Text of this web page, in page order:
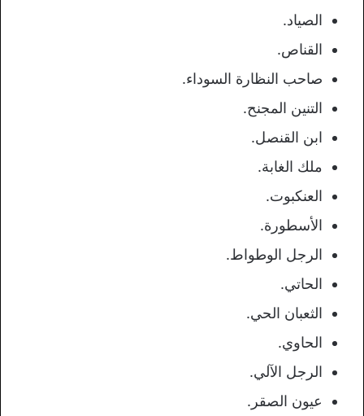
الصياد.
القناص.
صاحب النظارة السوداء.
التنين المجنح.
ابن القنصل.
ملك الغابة.
العنكبوت.
الأسطورة.
الرجل الوطواط.
الحاتي.
الثعبان الحي.
الحاوي.
الرجل الآلي.
عيون الصقر.